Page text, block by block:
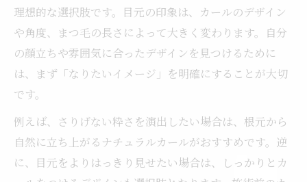
理想的な選択肢です。目元の印象は、カールのデザイン
や角度、まつ毛の長さによって大きく変わります。自分
の顔立ちや雰囲気に合ったデザインを見つけるために
は、まず「なりたいイメージ」を明確にすることが大切
です。
例えば、さりげない粋さを演出したい場合は、根元から
自然に立ち上がるナチュラルカールがおすすめです。逆
に、目元をよりはっきり見せたい場合は、しっかりとカ